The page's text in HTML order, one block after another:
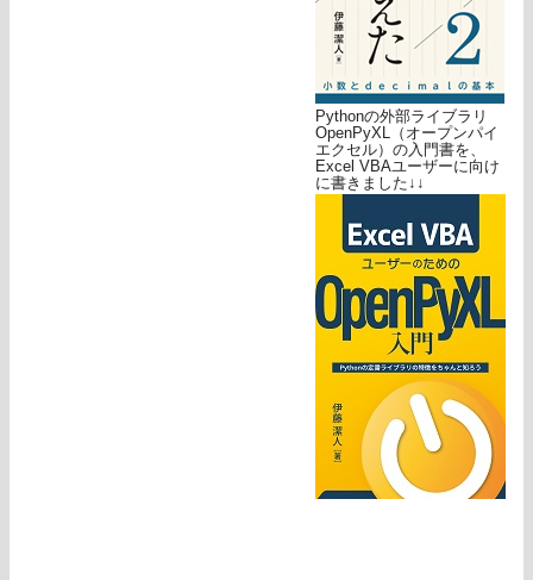
Pythonの外部ライブラリ
OpenPyXL（オープンパイ
エクセル）の入門書を、
Excel VBAユーザーに向け
に書きました↓↓